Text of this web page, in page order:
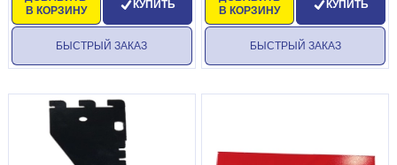
В КОРЗИНУ
КУПИТЬ
БЫСТРЫЙ ЗАКАЗ
В КОРЗИНУ
КУПИТЬ
БЫСТРЫЙ ЗАКАЗ